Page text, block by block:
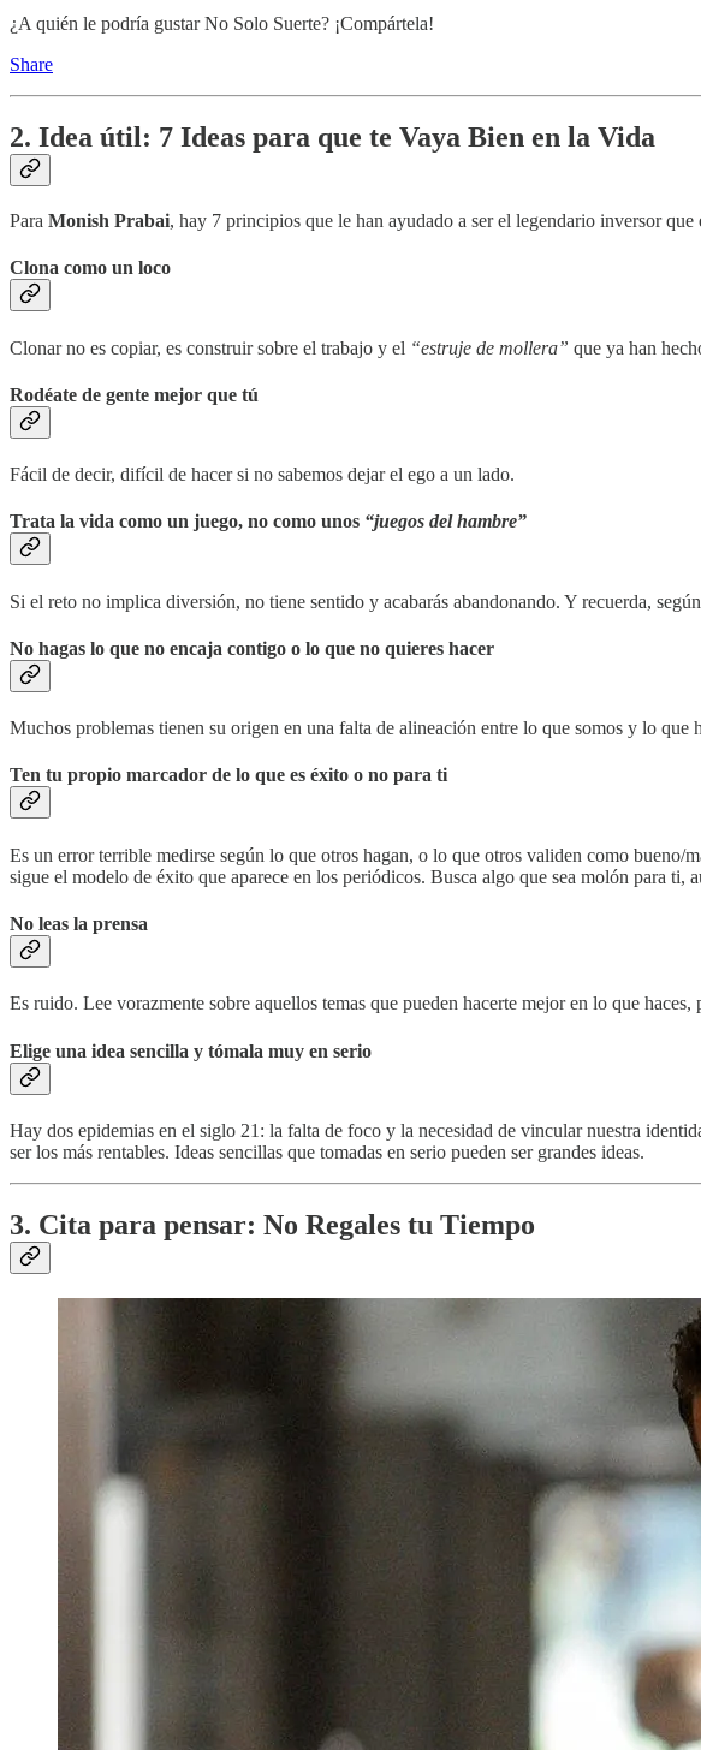
¿A quién le podría gustar No Solo Suerte? ¡Compártela!
Share
2. Idea útil: 7 Ideas para que te Vaya Bien en la Vida
Para Monish Prabai, hay 7 principios que le han ayudado a ser el legendario inversor que
Clona como un loco
Clonar no es copiar, es construir sobre el trabajo y el “estruje de mollera” que ya han
Rodéate de gente mejor que tú
Fácil de decir, difícil de hacer si no sabemos dejar el ego a un lado.
Trata la vida como un juego, no como unos “juegos del hambre”
Si el reto no implica diversión, no tiene sentido y acabarás abandonando. Y recuerda,
No hagas lo que no encaja contigo o lo que no quieres hacer
Muchos problemas tienen su origen en una falta de alineación entre lo que somos y lo que
Ten tu propio marcador de lo que es éxito o no para ti
Es un error terrible medirse según lo que otros hagan, o lo que otros validen como
sigue el modelo de éxito que aparece en los periódicos. Busca algo que sea molón para ti,
No leas la prensa
Es ruido. Lee vorazmente sobre aquellos temas que pueden hacerte mejor en lo que haces,
Elige una idea sencilla y tómala muy en serio
Hay dos epidemias en el siglo 21: la falta de foco y la necesidad de vincular nuestra
ser los más rentables. Ideas sencillas que tomadas en serio pueden ser grandes ideas.
3. Cita para pensar: No Regales tu Tiempo